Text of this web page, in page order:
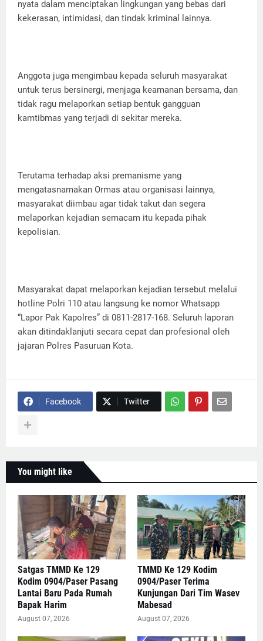
nyata dalam menciptakan lingkungan yang bebas dari
kekerasan, intimidasi, dan tindak kriminal lainnya.
Anggota juga mengimbau kepada seluruh masyarakat
untuk terus bersinergi, menjaga keamanan bersama, dan
tidak ragu melaporkan setiap bentuk gangguan
kamtibmas yang terjadi di sekitar mereka.
Terutama terhadap aksi premanisme yang
mengatasnamakan Ormas atau organisasi lainnya,
masyarakat diimbau agar tidak takut dan segera
melaporkan kejadian semacam itu kepada pihak
kepolisian.
Masyarakat dapat melaporkan kejadian tersebut melalui
hotline Polri 110 atau langsung ke nomor Whatsapp
“Lapor Pak Kapolres” di 0811-2817-168. Seluruh laporan
akan ditindaklanjuti secara cepat dan profesional oleh
jajaran Polres Pasuruan Kota.
Facebook Twitter
You might like
Satgas TMMD Ke 129
Kodim 0904/Paser Pasang
Lantai Baru Pada Rumah
Bapak Harim
August 07, 2026
TMMD Ke 129 Kodim
0904/Paser Terima
Kunjungan Dari Tim Wasev
Mabesad
August 07, 2026